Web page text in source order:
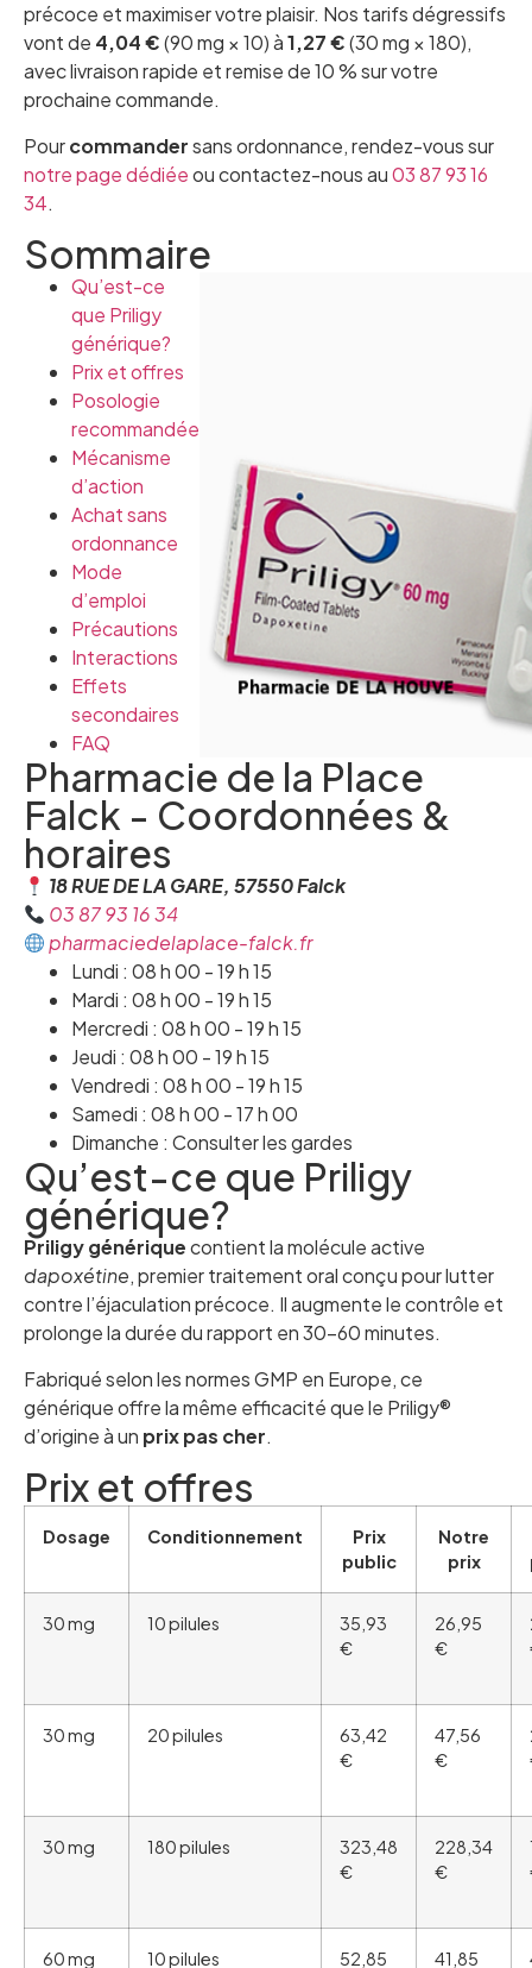
précoce et maximiser votre plaisir. Nos tarifs dégressifs
vont de 4,04 €(90 mg × 10) à1,27 €(30 mg × 180),
avec livraison rapide et remise de 10 % sur votre
prochaine commande.
Pourcommandersans ordonnance, rendez-vous sur
notre page dédiéeou contactez-nous au03 87 93 16
34.
Sommaire
Qu’est-ce
que Priligy
générique?
Prix et offres
Posologie
recommandée
Mécanisme
d’action
Achat sans
ordonnance
Mode
d’emploi
Précautions
Interactions
Effets
secondaires
FAQ
Pharmacie de la Place
Falck - Coordonnées &
horaires
18 RUE DE LA GARE, 57550 Falck
03 87 93 16 34
pharmaciedelaplace-falck.fr
Lundi : 08 h 00 - 19 h 15
Mardi : 08 h 00 - 19 h 15
Mercredi : 08 h 00 - 19 h 15
Jeudi : 08 h 00 - 19 h 15
Vendredi : 08 h 00 - 19 h 15
Samedi : 08 h 00 - 17 h 00
Dimanche : Consulter les gardes
Qu’est-ce que Priligy
générique?
Priligy génériquecontient la molécule active
dapoxétine, premier traitement oral conçu pour lutter
contre l’éjaculation précoce. Il augmente le contrôle et
prolonge la durée du rapport en 30–60 minutes.
Fabriqué selon les normes GMP en Europe, ce
générique offre la même efficacité que le Priligy®
d’origine à un prix pas cher.
Prix et offres
Dosage Conditionnement
Prix
public
Notre
prix
30 mg 10 pilules
35,93
€
26,95
€
30 mg 20 pilules
63,42
€
47,56
€
30 mg 180 pilules
323,48
€
228,34
€
60 mg 10 pilules 52,85 41,85